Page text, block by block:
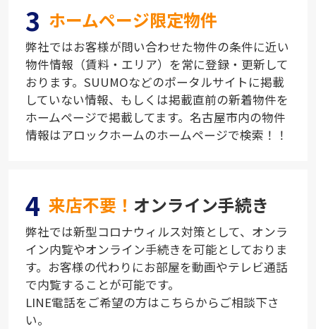
3 ホームページ限定物件
弊社ではお客様が問い合わせた物件の条件に近い
物件情報（賃料・エリア）を常に登録・更新して
おります。SUUMOなどのポータルサイトに掲載
していない情報、もしくは掲載直前の新着物件を
ホームページで掲載してます。名古屋市内の物件
情報はアロックホームのホームページで検索！！
4 来店不要！ オンライン手続き
弊社では新型コロナウィルス対策として、オンラ
イン内覧やオンライン手続きを可能としておりま
す。お客様の代わりにお部屋を動画やテレビ通話
で内覧することが可能です。
LINE電話をご希望の方はこちらからご相談下さ
い。